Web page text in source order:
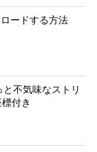
ードする方法
不気味なストリ
付き